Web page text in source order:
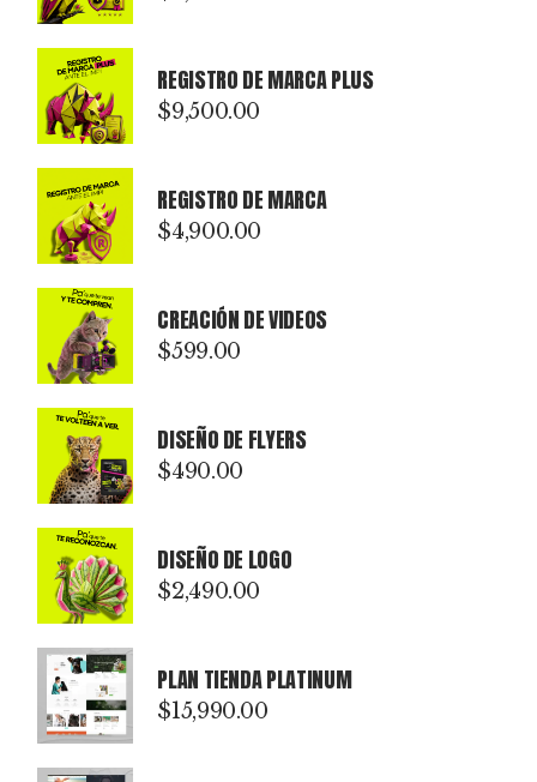
REGISTRO DE MARCA PLUS
$9,500.00
REGISTRO DE MARCA
$4,900.00
CREACIÓN DE VIDEOS
$599.00
DISEÑO DE FLYERS
$490.00
DISEÑO DE LOGO
$2,490.00
PLAN TIENDA PLATINUM
$15,990.00